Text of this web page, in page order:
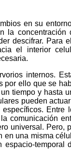
en su
la concentración
descifrar. Para
el interior
internos.
por ello que se
tiempo y hasta
pueden actuar
Entre
comunicación
universal. Pero,
en una misma
temporal